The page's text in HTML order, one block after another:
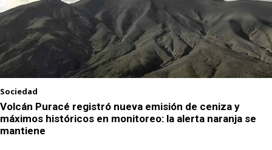
Sociedad
Volcán Puracé registró nueva emisión de ceniza y
máximos históricos en monitoreo: la alerta naranja se
mantiene